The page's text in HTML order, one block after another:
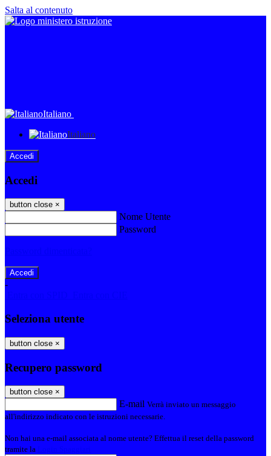
Salta al contenuto
Italiano
Italiano
Accedi
Accedi
button close ×
Nome Utente
Password
-
Seleziona utente
button close ×
Recupero password
button close ×
E-mail Verrà inviato un messaggio
all'indirizzo indicato con le istruzioni necessarie.
Non hai una e-mail associata al nome utente? Effettua il reset della password
tramite la